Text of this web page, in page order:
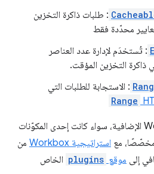
: طلبات ذاكرة التخزين
محدّدة فقط
: تُستخدَم لإدارة عدد العناصر
ذاكرة التخزين المؤقت.
: الاستجابة للطلبات التي
Range
يتم استخدام مكوّنات Workbox الإضافية، سواء كانت إحدى المكوّنات
مخصّصًا، مع استراتيجية Workbox
من
إلى موقع plugins الخاص